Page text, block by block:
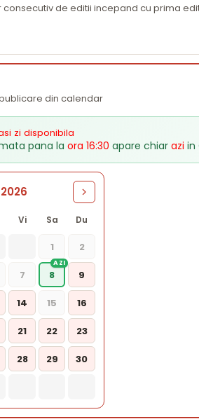
consecutiv de editii incepand cu prima
din calendar
zi disponibila
pana la ora 16:30 apare chiar azi in
Vi Sa Du
1 2
7 8 9
14 15 16
21 22 23
28 29 30